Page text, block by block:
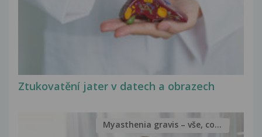
Ztukovatění jater v datech a obrazech
Myasthenia gravis – vše, co...